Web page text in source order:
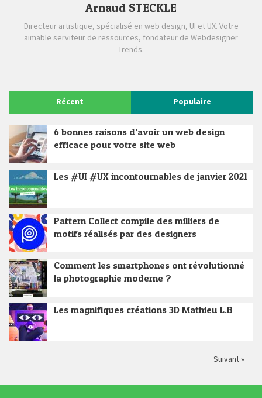
Arnaud STECKLE
Directeur artistique, spécialisé en web design, UI et UX. Votre
aimable serviteur de ressources, fondateur de Webdesigner
Trends.
Récent Populaire
6 bonnes raisons d’avoir un web design
efficace pour votre site web
Les #UI #UX incontournables de janvier 2021
Pattern Collect compile des milliers de
motifs réalisés par des designers
Comment les smartphones ont révolutionné
la photographie moderne ?
Les magnifiques créations 3D Mathieu L.B
Suivant »